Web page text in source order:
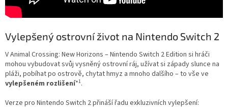
Vylepšený ostrovní život na Nintendo Switch 2
V Animal Crossing: New Horizons – Nintendo Switch 2 Edition si hráči
mohou vybudovat svůj vysněný ostrovní ráj, užívat si západy slunce na
pláži, pobíhat po ostrově, chytat hmyz a mnoho dalšího – to vše ve
vylepšeném rozlišení*1.
Verze pro Nintendo Switch 2 přináší řadu exkluzivních vylepšení: